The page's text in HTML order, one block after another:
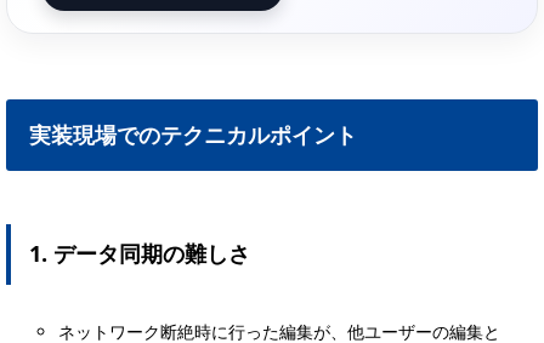
実装現場でのテクニカルポイント
1. データ同期の難しさ
ネットワーク断絶時に行った編集が、他ユーザーの編集と